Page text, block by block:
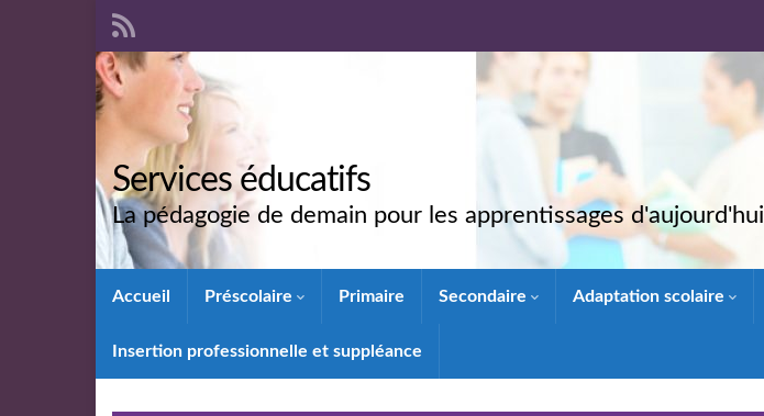
Services éducatifs
La pédagogie de demain pour les apprentissages d'aujourd'hui
Accueil Préscolaire Primaire Secondaire Adaptation scolaire
Insertion professionnelle et suppléance